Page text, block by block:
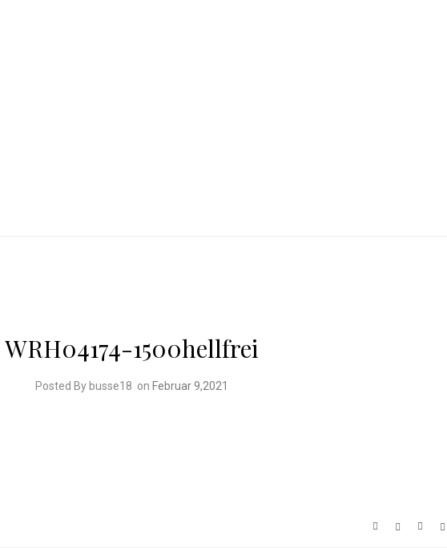
WRH04174-1500hellfrei
Posted By busse18 on Februar 9,2021